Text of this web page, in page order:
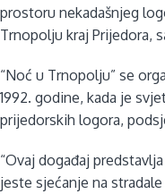
prostoru nekadašnjeg
Trnopolju kraj Prijedora,
“Noć u Trnopolju” se
1992. godine, kada je
prijedorskih logora,
“Ovaj događaj
jeste sjećanje na